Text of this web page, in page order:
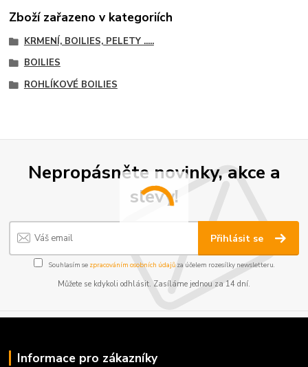
Zboží zařazeno v kategoriích
KRMENÍ, BOILIES, PELETY .....
BOILIES
ROHLÍKOVÉ BOILIES
Nepropásněte novinky, akce a
slevy!
Přihlásit se
Souhlasím se zpracováním osobních údajůza účelem rozesílky newsletteru.
Můžete se kdykoli odhlásit. Zasíláme jednou za 14 dní.
Informace pro zákazníky